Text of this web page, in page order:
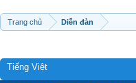
Trang chủ Diễn đàn
Tiếng Việt